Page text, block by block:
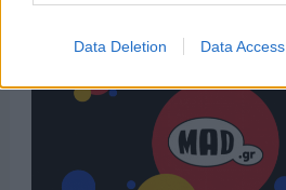
Data Deletion Data Access